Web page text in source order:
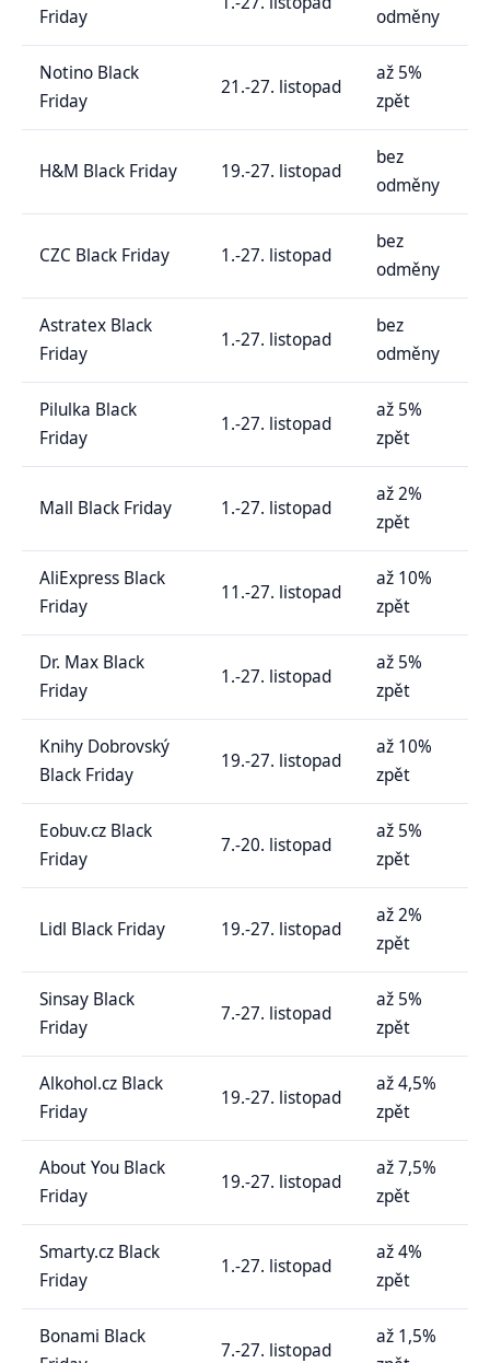
Friday odměny
Notino Black
Friday
21.-27. listopad
až 5%
zpět
H&M Black Friday 19.-27. listopad
bez
odměny
CZC Black Friday 1.-27. listopad
bez
odměny
Astratex Black
Friday
1.-27. listopad
bez
odměny
Pilulka Black
Friday
1.-27. listopad
až 5%
zpět
Mall Black Friday 1.-27. listopad
až 2%
zpět
AliExpress Black
Friday
11.-27. listopad
až 10%
zpět
Dr. Max Black
Friday
1.-27. listopad
až 5%
zpět
Knihy Dobrovský
Black Friday
19.-27. listopad
až 10%
zpět
Eobuv.cz Black
Friday
7.-20. listopad
až 5%
zpět
Lidl Black Friday 19.-27. listopad
až 2%
zpět
Sinsay Black
Friday
7.-27. listopad
až 5%
zpět
Alkohol.cz Black
Friday
19.-27. listopad
až 4,5%
zpět
About You Black
Friday
19.-27. listopad
až 7,5%
zpět
Smarty.cz Black
Friday
1.-27. listopad
až 4%
zpět
Bonami Black
7.-27. listopad
až 1,5%